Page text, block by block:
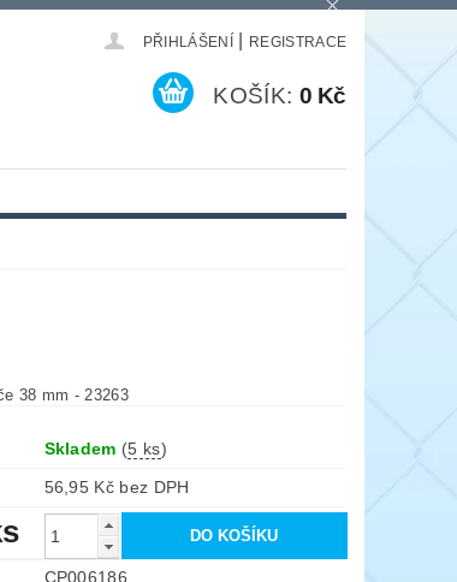
PŘIHLÁŠENÍ REGISTRACE
KOŠÍK: 0 Kč
38 mm - 23263
Skladem (5 ks)
56,95 Kč bez DPH
CP006186